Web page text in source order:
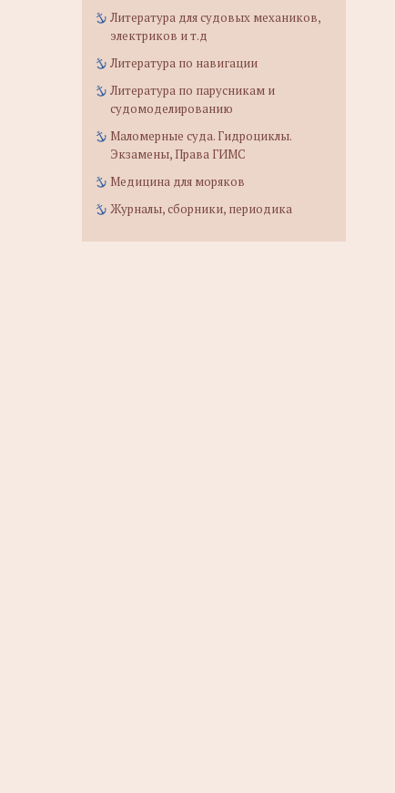
Литература для судовых механиков,
электриков и т.д
Литература по навигации
Литература по парусникам и
судомоделированию
Маломерные суда. Гидроциклы.
Экзамены, Права ГИМС
Медицина для моряков
Журналы, сборники, периодика